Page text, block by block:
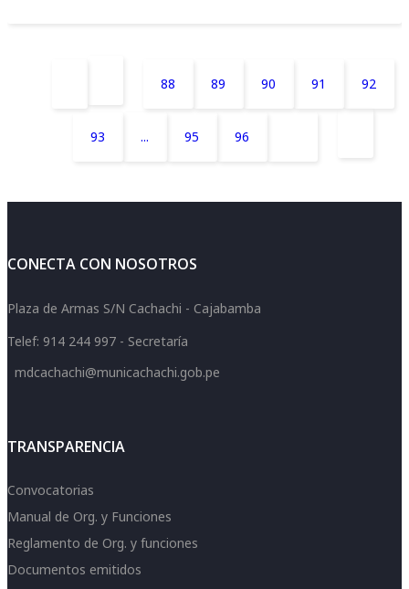
88 89 90 91 92
93 ... 95 96
CONECTA CON NOSOTROS
Plaza de Armas S/N Cachachi - Cajabamba
Telef: 914 244 997 - Secretaría
mdcachachi@municachachi.gob.pe
TRANSPARENCIA
Convocatorias
Manual de Org. y Funciones
Reglamento de Org. y funciones
Documentos emitidos